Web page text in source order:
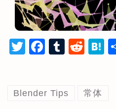
T
er
Fa
o
T
bl
R
di
H
Blender Tips 常体